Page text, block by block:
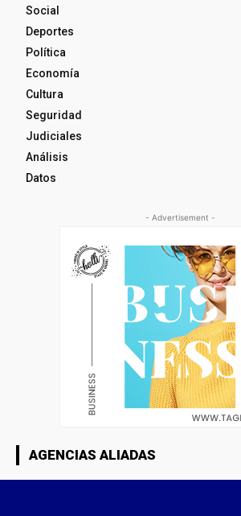
Social
Deportes
Política
Economía
Cultura
Seguridad
Judiciales
Análisis
Datos
- Advertisement -
AGENCIAS ALIADAS